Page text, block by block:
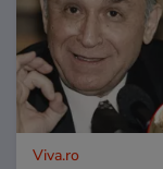
Viva.ro